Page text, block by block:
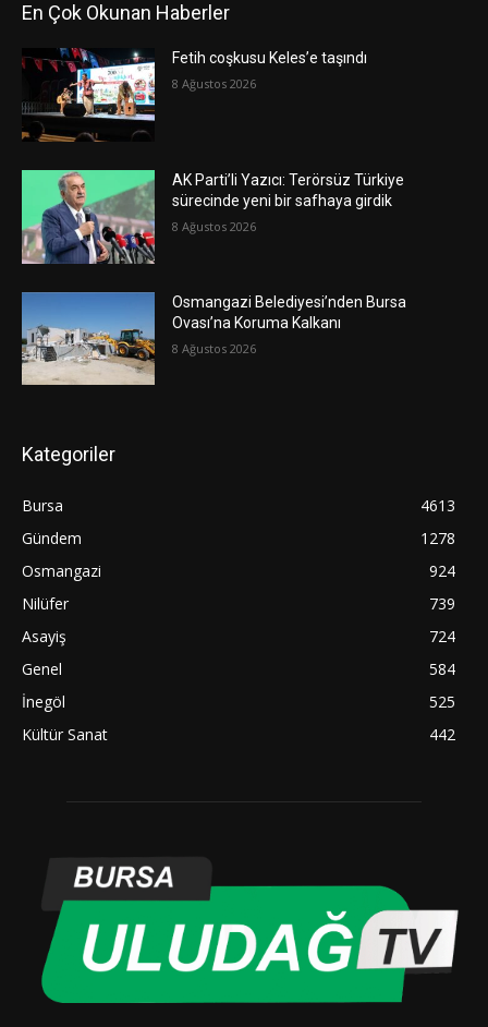
En Çok Okunan Haberler
Fetih coşkusu Keles’e taşındı
8 Ağustos 2026
AK Parti’li Yazıcı: Terörsüz Türkiye
sürecinde yeni bir safhaya girdik
8 Ağustos 2026
Osmangazi Belediyesi’nden Bursa
Ovası’na Koruma Kalkanı
8 Ağustos 2026
Kategoriler
Bursa
4613
Gündem
1278
Osmangazi
924
Nilüfer
739
Asayiş
724
Genel
584
İnegöl
525
Kültür Sanat
442